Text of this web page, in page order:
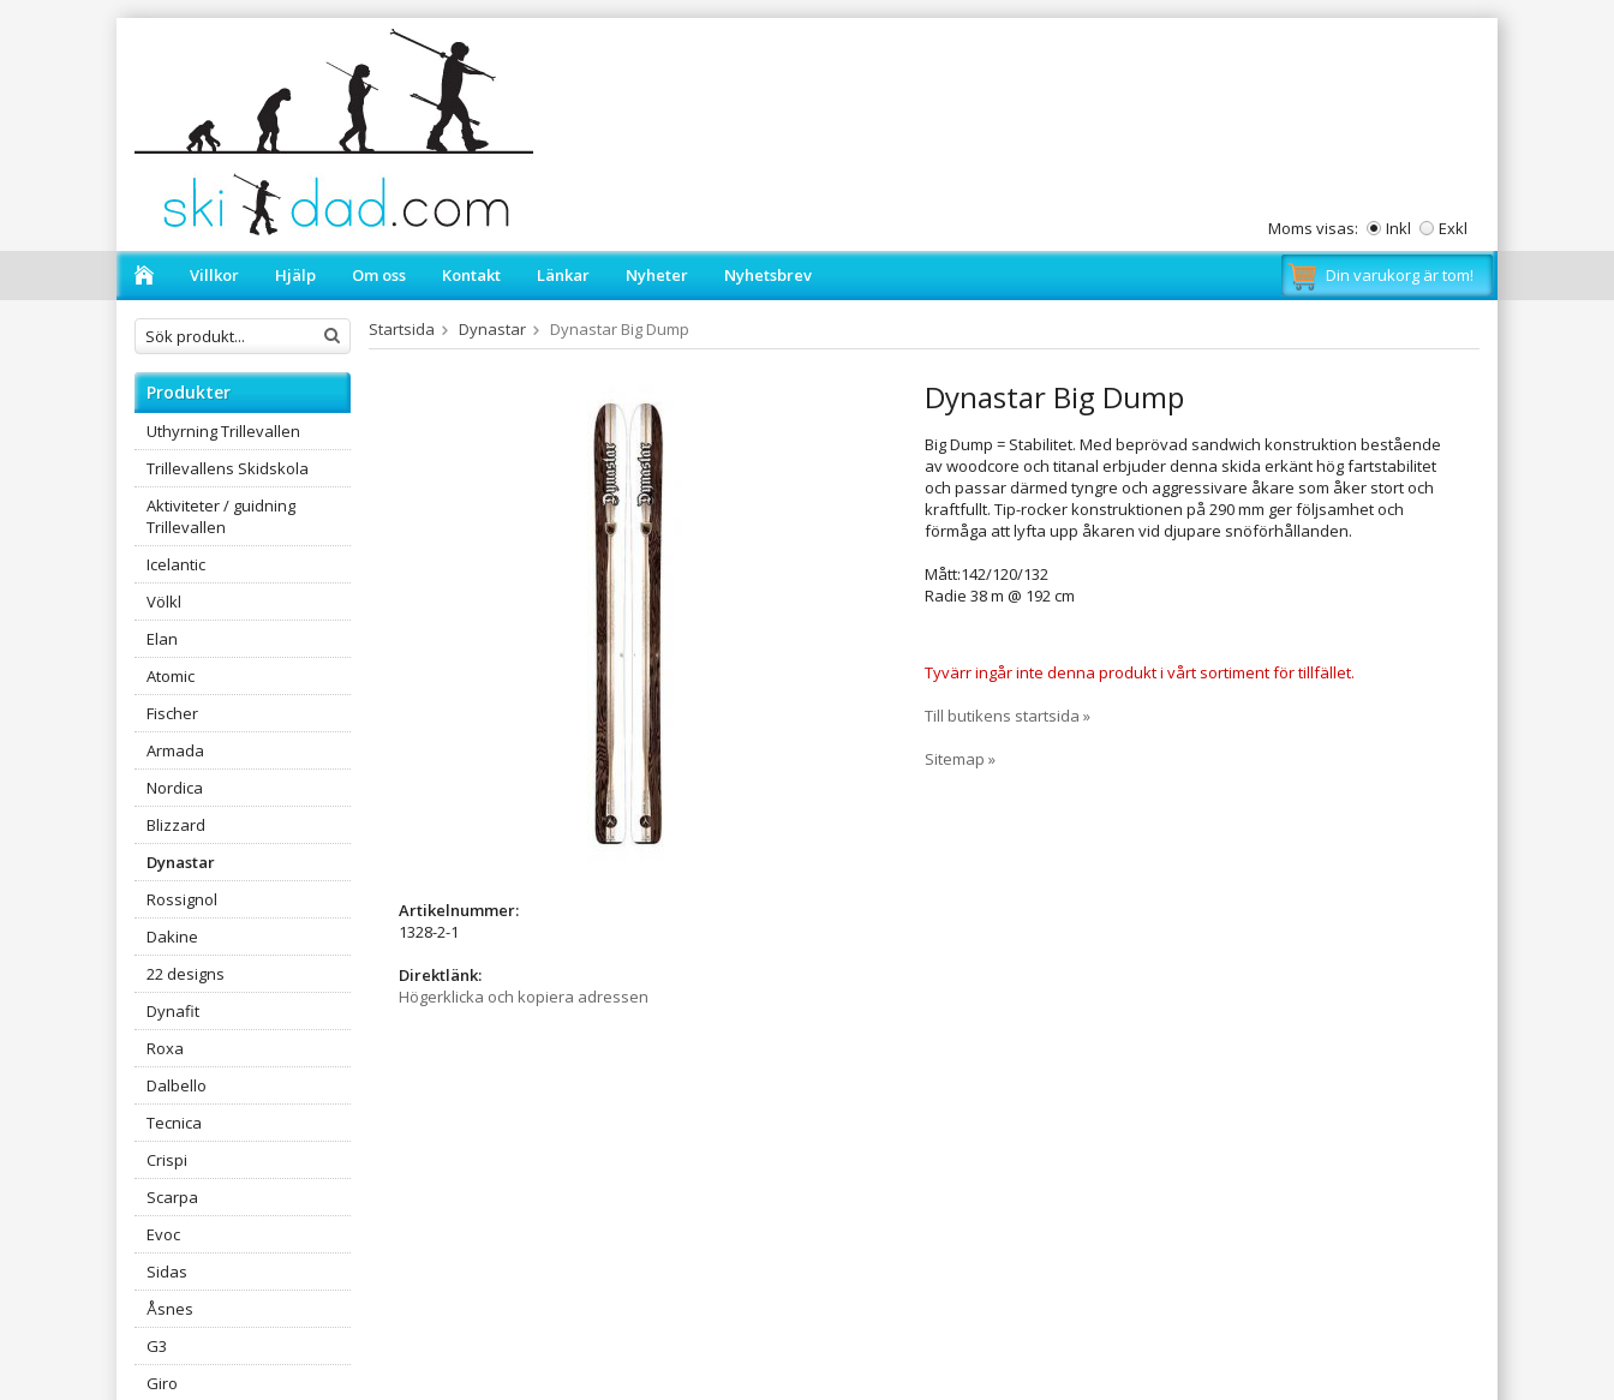
Moms visas: Inkl Exkl
Villkor Hjälp Om oss Kontakt Länkar Nyheter Nyhetsbrev Din varukorg är tom!
Produkter
Uthyrning Trillevallen
Trillevallens Skidskola
Aktiviteter / guidning
Trillevallen
Icelantic
Völkl
Elan
Atomic
Fischer
Armada
Nordica
Blizzard
Dynastar
Rossignol
Dakine
22 designs
Dynafit
Roxa
Dalbello
Tecnica
Crispi
Scarpa
Evoc
Sidas
Åsnes
G3
Giro
Startsida Dynastar Dynastar Big Dump
Dynastar Big Dump
Big Dump = Stabilitet. Med beprövad sandwich konstruktion bestående
av woodcore och titanal erbjuder denna skida erkänt hög fartstabilitet
och passar därmed tyngre och aggressivare åkare som åker stort och
kraftfullt. Tip-rocker konstruktionen på 290 mm ger följsamhet och
förmåga att lyfta upp åkaren vid djupare snöförhållanden.
Mått:142/120/132
Radie 38 m @ 192 cm
Tyvärr ingår inte denna produkt i vårt sortiment för tillfället.
Till butikens startsida »
Sitemap »
Artikelnummer:
1328-2-1
Direktlänk:
Högerklicka och kopiera adressen